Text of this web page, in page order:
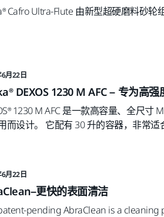
Cafro Ultra-Flute 由新型超硬磨料砂轮
月22日
DEXOS 1230 M AFC – 专为高强
1230 M AFC 是一款高容量、全尺
而设计。 它配有 30 升的容器，非常适
月22日
更快的表面清洁
pending AbraClean is a